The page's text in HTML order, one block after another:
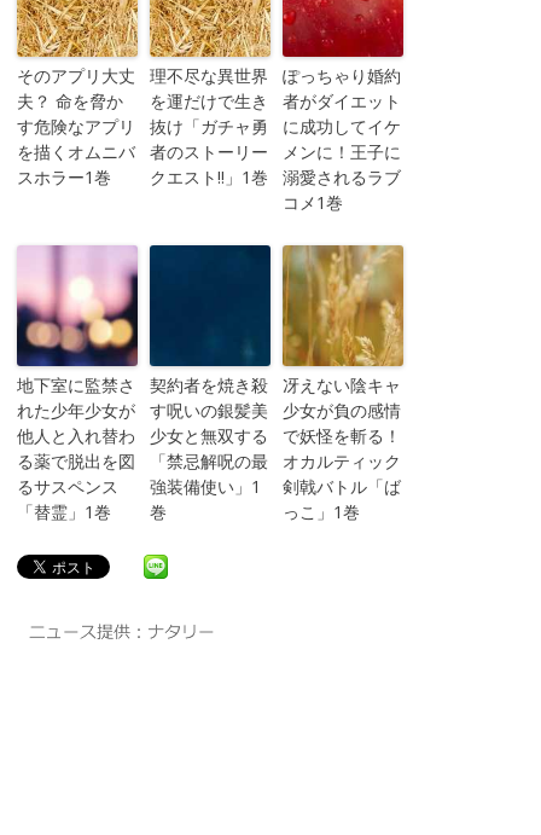
そのアプリ大丈
夫？ 命を脅か
す危険なアプリ
を描くオムニバ
スホラー1巻
理不尽な異世界
を運だけで生き
抜け「ガチャ勇
者のストーリー
クエスト!!」1巻
ぽっちゃり婚約
者がダイエット
に成功してイケ
メンに！王子に
溺愛されるラブ
コメ1巻
地下室に監禁さ
れた少年少女が
他人と入れ替わ
る薬で脱出を図
るサスペンス
「替霊」1巻
契約者を焼き殺
す呪いの銀髪美
少女と無双する
「禁忌解呪の最
強装備使い」1
巻
冴えない陰キャ
少女が負の感情
で妖怪を斬る！
オカルティック
剣戟バトル「ば
っこ」1巻